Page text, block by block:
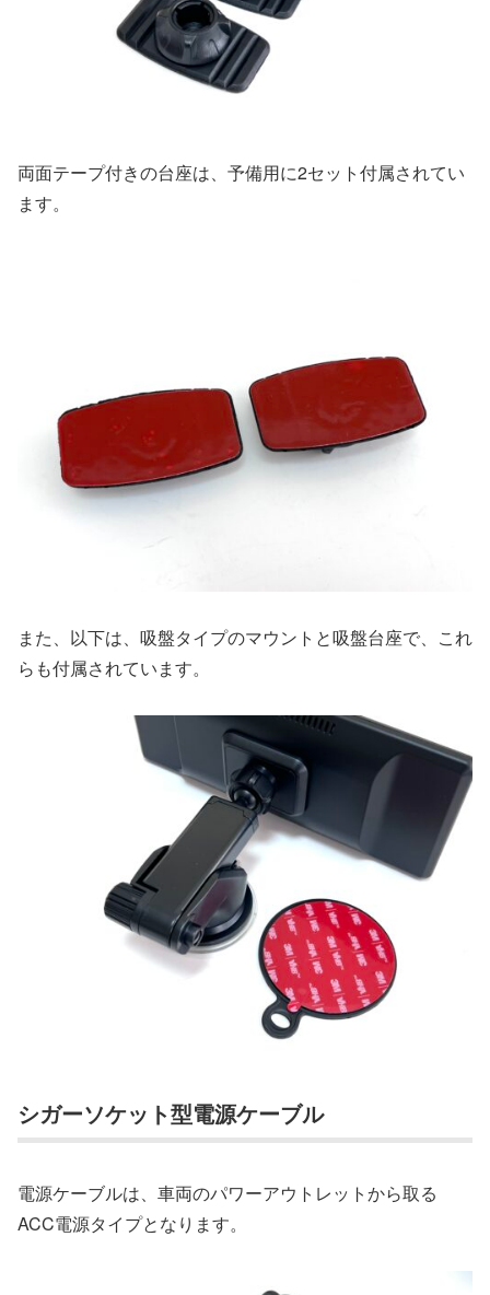
両面テープ付きの台座は、予備用に2セット付属されてい
ます。
また、以下は、吸盤タイプのマウントと吸盤台座で、これ
らも付属されています。
シガーソケット型電源ケーブル
電源ケーブルは、車両のパワーアウトレットから取る
ACC電源タイプとなります。